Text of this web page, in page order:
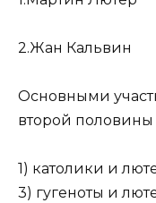
2.Жан
Основными
второй
1) католики и
3) гугеноты и